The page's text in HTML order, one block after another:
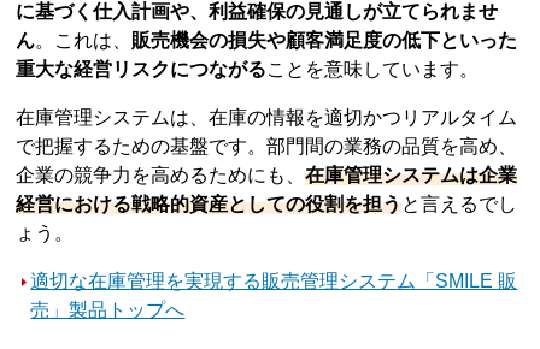
に基づく仕入計画や、利益確保の見通しが立てられませ
ん。これは、 販売機会の損失や顧客満足度の低下といった
重大な経営リスクにつながることを意味しています。
在庫管理システムは、在庫の情報を適切かつリアルタイム
で把握するための基盤です。部門間の業務の品質を高め、
企業の競争力を高めるためにも、在庫管理システムは企業
経営における戦略的資産としての役割を担うと言えるでし
ょう。
適切な在庫管理を実現する販売管理システム「SMILE 販
売」製品トップへ